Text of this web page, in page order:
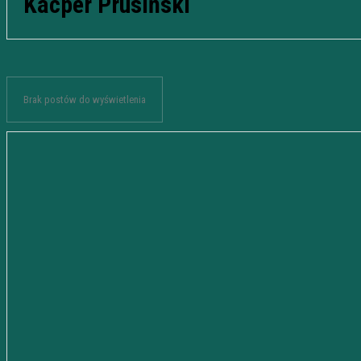
Brak postów do wyświetlenia